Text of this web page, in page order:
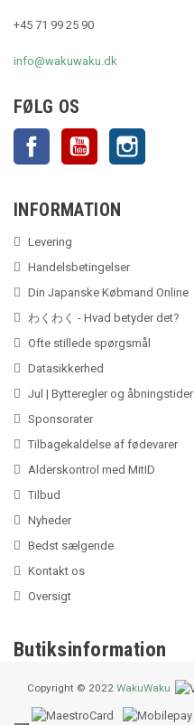
+45 71 99 25 90
info@wakuwaku.dk
FØLG OS
Facebook YouTube
INFORMATION
Levering
Handelsbetingelser
Din Japanske Købmand Online
わくわく - Hvad betyder det?
Ofte stillede spørgsmål
Datasikkerhed
Jul | Bytteregler og åbningstider
Sponsorater
Tilbagekaldelse af fødevarer
Alderskontrol med MitID
Tilbud
Nyheder
Bedst sælgende
Kontakt os
Oversigt
Butiksinformation
Copyright © 2022 WakuWaku